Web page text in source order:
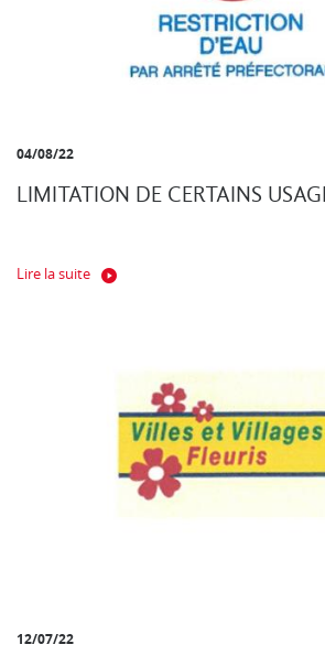
04/08/22
LIMITATION DE CERTAINS
Lire la suite
12/07/22